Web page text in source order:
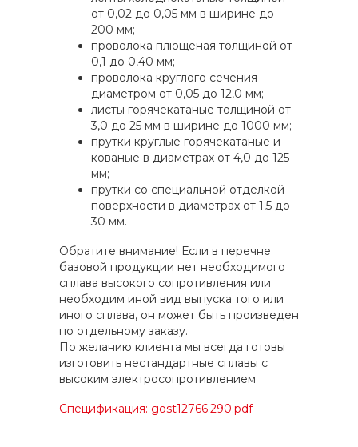
от 0,02 до 0,05 мм в ширине до
200 мм;
проволока плющеная толщиной от
0,1 до 0,40 мм;
проволока круглого сечения
диаметром от 0,05 до 12,0 мм;
листы горячекатаные толщиной от
3,0 до 25 мм в ширине до 1000 мм;
прутки круглые горячекатаные и
кованые в диаметрах от 4,0 до 125
мм;
прутки со специальной отделкой
поверхности в диаметрах от 1,5 до
30 мм.
Обратите внимание! Если в перечне
базовой продукции нет необходимого
сплава высокого сопротивления или
необходим иной вид выпуска того или
иного сплава, он может быть произведен
по отдельному заказу.
По желанию клиента мы всегда готовы
изготовить нестандартные сплавы с
высоким электросопротивлением
Спецификация: gost12766.290.pdf